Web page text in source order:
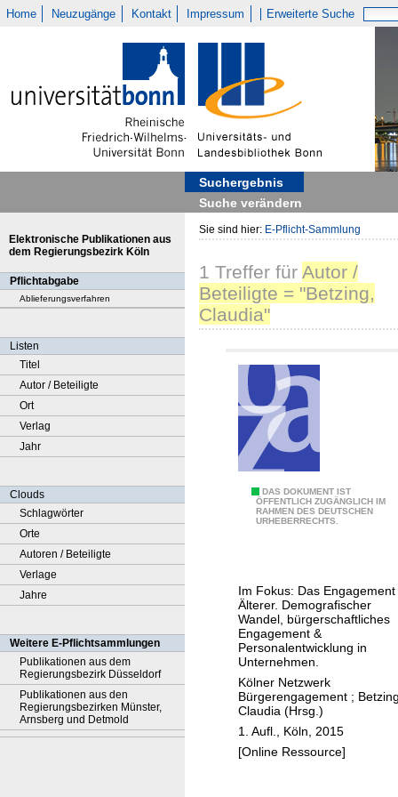
Home Neuzugänge Kontakt Impressum Erweiterte Suche
Suchergebnis
Suche verändern
Elektronische Publikationen aus
dem Regierungsbezirk Köln
Pflichtabgabe
Ablieferungsverfahren
Listen
Titel
Autor / Beteiligte
Ort
Verlag
Jahr
Clouds
Schlagwörter
Orte
Autoren / Beteiligte
Verlage
Jahre
Weitere E-Pflichtsammlungen
Publikationen aus dem
Regierungsbezirk Düsseldorf
Publikationen aus den
Regierungsbezirken Münster,
Arnsberg und Detmold
Sie sind hier: E-Pflicht-Sammlung
1 Treffer für Autor /
Beteiligte = "Betzing,
Claudia"
DAS DOKUMENT IST
ÖFFENTLICH ZUGÄNGLICH IM
RAHMEN DES DEUTSCHEN
URHEBERRECHTS.
i
r
g
e
n
d
w
a
n
Im Fokus: Das Engagement
Älterer. Demografischer
Wandel, bürgerschaftliches
Engagement &
Personalentwicklung in
Unternehmen.
Kölner Netzwerk
Bürgerengagement ;
Claudia (Hrsg.)
1. Aufl., Köln, 2015
[Online Ressource]